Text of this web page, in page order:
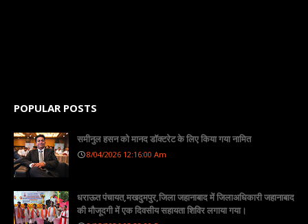
POPULAR POSTS
समीनुल हसन को मानद डॉक्टरेट के लिए किया गया नामित
8/04/2026 12:16:00 Am
धराऊत पंचायत,मखदुमपुर,जिला जहानाबाद में जिलाअधिकारी जहानाबाद
की मौजूदगी में एक दिवसीय सहायता शिविर लगाया गया।